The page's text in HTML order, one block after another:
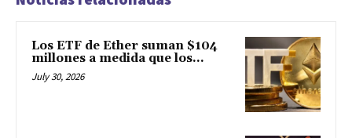
Los ETF de Ether suman $104
millones a medida que los...
July 30, 2026